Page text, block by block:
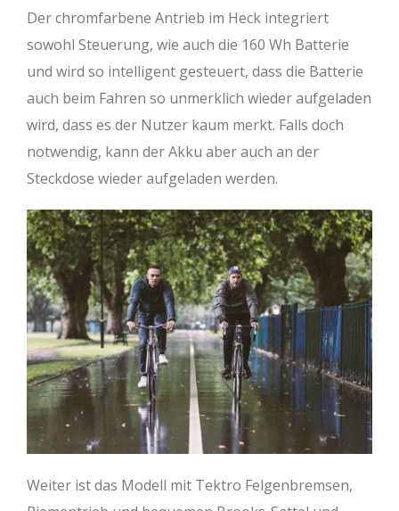
Der chromfarbene Antrieb im Heck integriert
sowohl Steuerung, wie auch die 160 Wh Batterie
und wird so intelligent gesteuert, dass die Batterie
auch beim Fahren so unmerklich wieder aufgeladen
wird, dass es der Nutzer kaum merkt. Falls doch
notwendig, kann der Akku aber auch an der
Steckdose wieder aufgeladen werden.
Weiter ist das Modell mit Tektro Felgenbremsen,